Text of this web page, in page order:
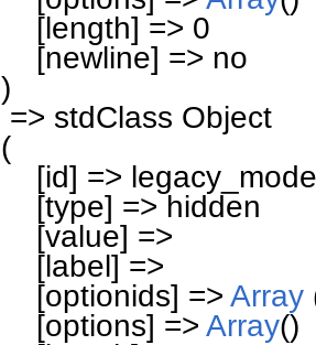
[length] => 0
[newline] => no
)
=> stdClass Object
(
[id] => legacy_mode
[type] => hidden
[value] =>
[label] =>
[optionids] => Array
[options] => Array()